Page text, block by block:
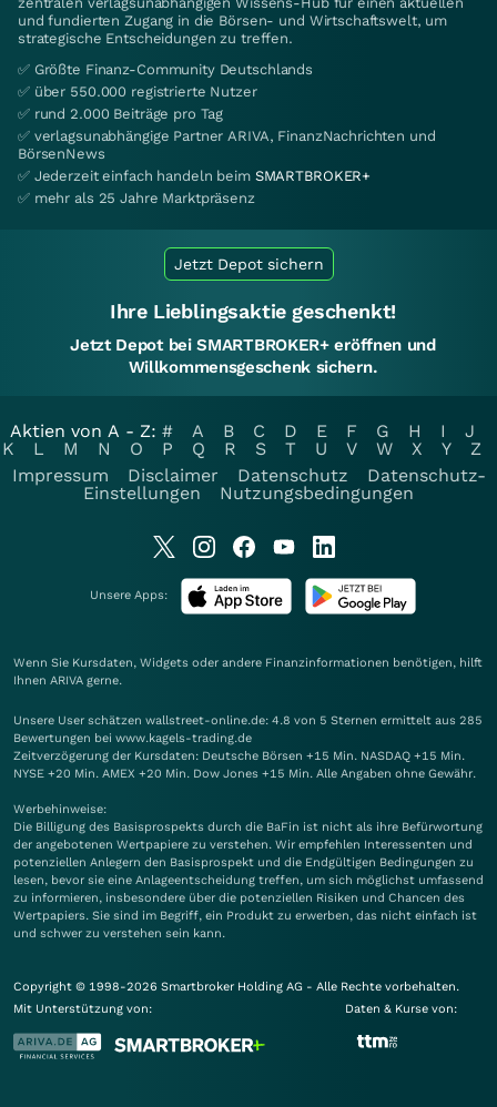
und fundierten Zugang in die Börsen- und Wirtschaftswelt, um
strategische Entscheidungen zu treffen.
✅ Größte Finanz-Community Deutschlands
✅ über 550.000 registrierte Nutzer
✅ rund 2.000 Beiträge pro Tag
✅ verlagsunabhängige Partner ARIVA, FinanzNachrichten und
BörsenNews
✅ Jederzeit einfach handeln beim SMARTBROKER+
✅ mehr als 25 Jahre Marktpräsenz
Jetzt Depot sichern
Ihre Lieblingsaktie geschenkt!
Jetzt Depot bei SMARTBROKER+ eröffnen und
Willkommensgeschenk sichern.
Aktien von A - Z: # A B C D E F G H I
J
K
L M N O P Q R S T U V W X Y
Z
Impressum
Disclaimer Datenschutz
Datenschutz-
Einstellungen
Nutzungsbedingungen
Unsere Apps:
Wenn Sie Kursdaten, Widgets oder andere Finanzinformationen benötigen, hilft
Ihnen ARIVA gerne.
Unsere User schätzen wallstreet-online.de: 4.8 von 5 Sternen ermittelt aus 285
Bewertungen bei www.kagels-trading.de
Zeitverzögerung der Kursdaten: Deutsche Börsen +15 Min. NASDAQ +15 Min.
NYSE +20 Min. AMEX +20 Min. Dow Jones +15 Min. Alle Angaben ohne Gewähr.
Werbehinweise:
Die Billigung des Basisprospekts durch die BaFin ist nicht als ihre Befürwortung
der angebotenen Wertpapiere zu verstehen. Wir empfehlen Interessenten und
potenziellen Anlegern den Basisprospekt und die Endgültigen Bedingungen zu
lesen, bevor sie eine Anlageentscheidung treffen, um sich möglichst umfassend
zu informieren, insbesondere über die potenziellen Risiken und Chancen des
Wertpapiers. Sie sind im Begriff, ein Produkt zu erwerben, das nicht einfach ist
und schwer zu verstehen sein kann.
Copyright © 1998-2026 Smartbroker Holding AG - Alle Rechte vorbehalten.
Mit Unterstützung von:
Daten & Kurse von: